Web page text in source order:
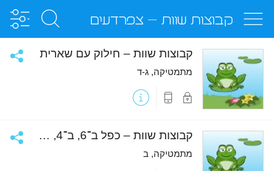
קבוצות שוות - צפרדעים
קבוצות שוות – חילוק עם שארית
מתמטיקה, ג-ד
פריט
נעול
פריט
מותאם
שתף
קבוצות שוות – כפל ב־6, ב־4, ב־2, ב־10 וב־5
מתמטיקה, ב
שתף